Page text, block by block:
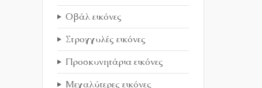
Οβάλ εικόνες
Στρογγυλές εικόνες
Προσκυνητάρια εικόνες
Μεγαλύτερες εικόνες